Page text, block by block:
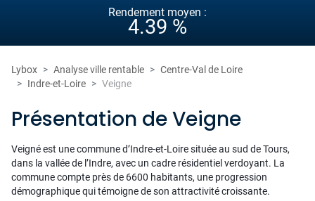
Rendement moyen :
4.39 %
Lybox Analyse ville rentable
Centre-Val de Loire
Indre-et-Loire
Veigne
Présentation de Veigne
Veigné est une commune d’Indre-et-Loire située au sud de Tours,
dans la vallée de l’Indre, avec un cadre résidentiel verdoyant. La
commune compte près de 6600 habitants, une progression
démographique qui témoigne de son attractivité croissante.